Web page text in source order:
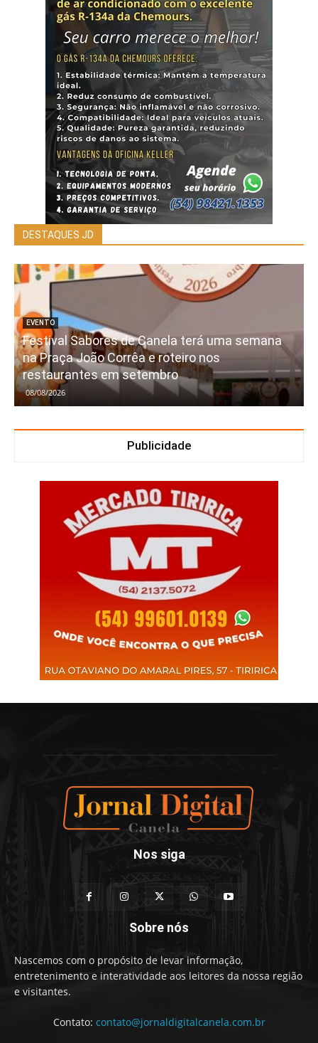
DESTAQUES JD
EVENTO
Festival Sabores de Canela terá uma semana
na Praça João Corrêa e roteiro nos
restaurantes em setembro
08/08/2026
Publicidade
Nos siga
Sobre nós
Nascemos com o propósito de levar informação,
entretenimento e interatividade aos leitores da nossa região
e visitantes.
Contato: contato@jornaldigitalcanela.com.br